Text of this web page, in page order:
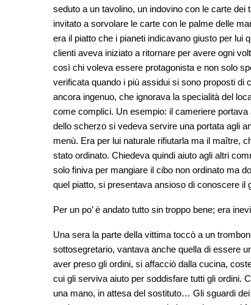
seduto a un tavolino, un indovino con le carte
invitato a sorvolare le carte con le palme delle
era il piatto che i pianeti indicavano giusto per lui
clienti aveva iniziato a ritornare per avere ogni
così chi voleva essere protagonista e non solo
verificata quando i più assidui si sono proposti di
ancora ingenuo, che ignorava la specialità del
come complici. Un esempio: il cameriere
dello scherzo si vedeva servire una portata agli
menù. Era per lui naturale rifiutarla ma il maître,
stato ordinato. Chiedeva quindi aiuto agli altri
solo finiva per mangiare il cibo non ordinato ma
quel piatto, si presentava ansioso di conoscere
Per un po’ è andato tutto sin troppo bene; era
Una sera la parte della vittima toccò a un
sottosegretario, vantava anche quella di essere
aver preso gli ordini, si affacciò dalla cucina,
cui gli serviva aiuto per soddisfare tutti gli ordini.
una mano, in attesa del sostituto… Gli sguardi